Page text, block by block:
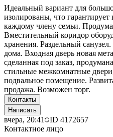
Идеальный вариант для
изолированы, что
каждому члену семьи.
Вместительный коридор
хранения. Раздельный
дома. Входная дверь новая
сделанная под заказ,
стильные межкомнатные
подвальное помещение.
продажа. Возможен торг.
Контакты
Написать
вчера, 20:41 ID 4172657
Контактное лицо